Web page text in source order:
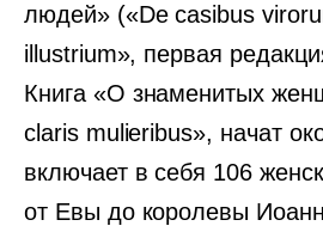
людей» («De casibus
illustrium», первая
Книга «О знаменитых
claris mulieribus», начат
включает в себя 106
от Евы до королевы